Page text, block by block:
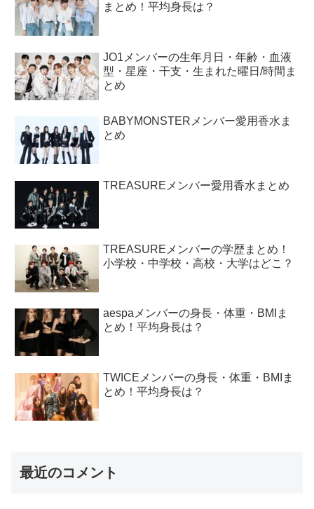
まとめ！平均身長は？
JO1メンバーの生年月日・年齢・血液
型・星座・干支・生まれた曜日/時間ま
とめ
BABYMONSTERメンバー愛用香水ま
とめ
TREASUREメンバー愛用香水まとめ
TREASUREメンバーの学歴まとめ！
小学校・中学校・高校・大学はどこ？
aespaメンバーの身長・体重・BMIま
とめ！平均身長は？
TWICEメンバーの身長・体重・BMIま
とめ！平均身長は？
最近のコメント